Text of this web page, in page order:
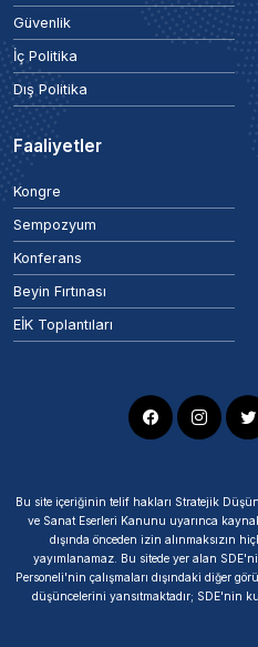
Güvenlik
İç Politika
Dış Politika
Faaliyetler
Kongre
Sempozyum
Konferans
Beyin Fırtınası
EİK Toplantıları
Bu site içeriğinin telif hakları Stratejik
ve Sanat Eserleri Kanunu uyarınca
dışında önceden izin alınmaksızın
yayımlanamaz. Bu sitede yer alan
Personeli'nin çalışmaları dışındaki diğer
düşüncelerini yansıtmaktadır; SDE'nin